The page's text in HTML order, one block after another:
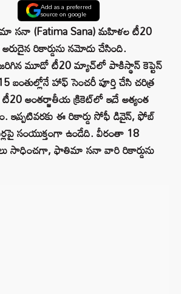
Add as a preferred
source on google
సనా (Fatima Sana) మహిళల టీ20
రికార్డును నమోదు చేసింది.
మూడో టీ20 మ్యాచ్‌లో పాకిస్థాన్ కెప్టెన్
హాఫ్ సెంచరీ పూర్తి చేసి చరిత్ర
అంతర్జాతీయ క్రికెట్‌లో ఇదే అత్యంత
ఇప్పటివరకు ఈ రికార్డు సోఫీ డివైన్, ఫోబ్
సంయుక్తంగా ఉండేది. వీరంతా 18
సాధించగా, ఫాతిమా సనా వారి రికార్డును